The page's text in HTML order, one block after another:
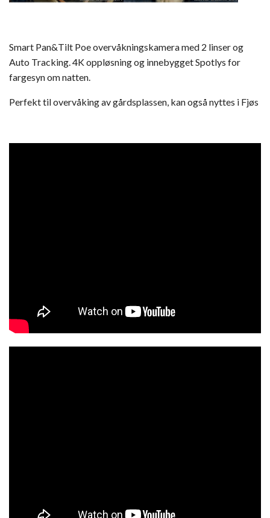
Smart Pan&Tilt Poe overvåkningskamera med 2 linser og
Auto Tracking. 4K oppløsning og innebygget Spotlys for
fargesyn om natten.
Perfekt til overvåking av gårdsplassen, kan også nyttes i Fjøs